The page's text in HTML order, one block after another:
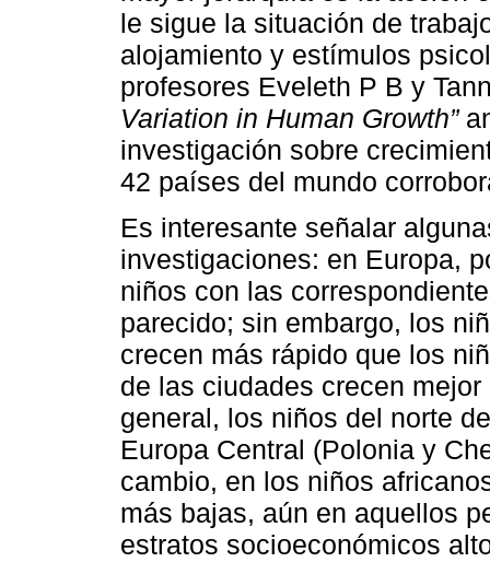
le sigue la situación de
alojamiento y estímulos
profesores Eveleth P B y
Variation in Human Growth”
investigación sobre
42 países del mundo
Es interesante señalar
investigaciones: en Europa,
niños con las
parecido; sin embargo, los
crecen más rápido que los
de las ciudades crecen
general, los niños del norte
Europa Central (Polonia y
cambio, en los niños
más bajas, aún en aquellos
estratos socioeconómicos